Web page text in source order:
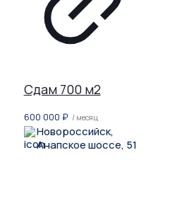
Сдам 700 м2
600 000 ₽ / месяц
Новороссийск,
Анапское шоссе, 51